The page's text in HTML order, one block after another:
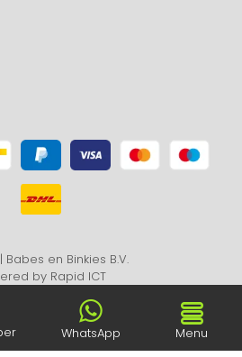
en Binkies B.V.
by Rapid ICT
WhatsApp Menu